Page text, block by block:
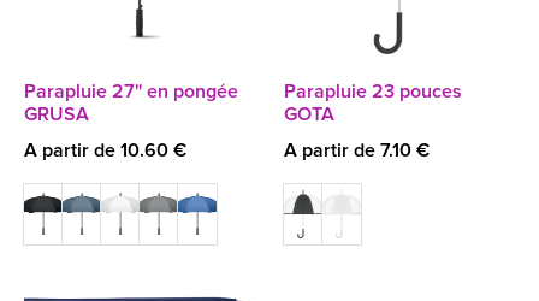
Parapluie 27'' en pongée
GRUSA
A partir de 10.60 €
Parapluie 23 pouces
GOTA
A partir de 7.10 €